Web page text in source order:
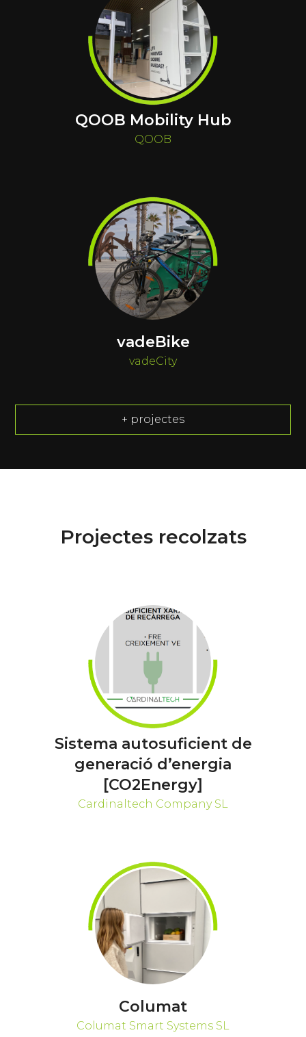
QOOB Mobility Hub
QOOB
vadeBike
vadeCity
+ projectes
Projectes recolzats
Sistema autosuficient de
generació d’energia
[CO2Energy]
Cardinaltech Company SL
Columat
Columat Smart Systems SL